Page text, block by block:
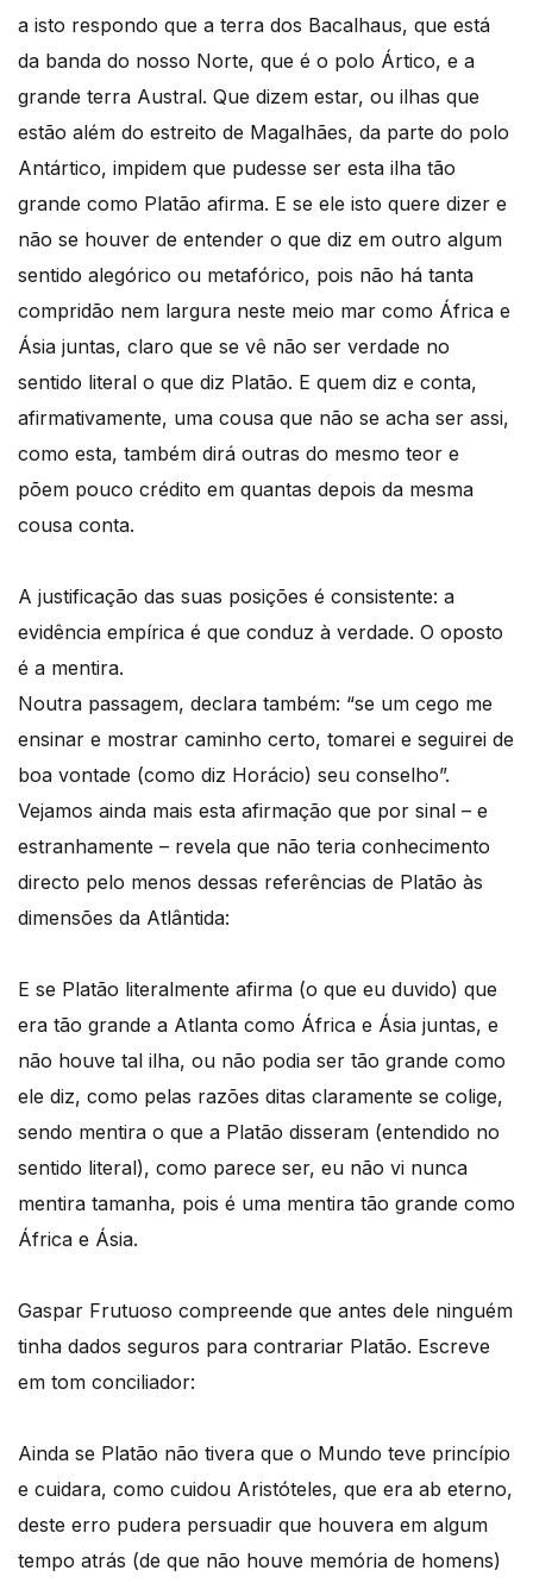
a isto respondo que a terra dos Bacalhaus, que está
da banda do nosso Norte, que é o polo Ártico, e a
grande terra Austral. Que dizem estar, ou ilhas que
estão além do estreito de Magalhães, da parte do polo
Antártico, impidem que pudesse ser esta ilha tão
grande como Platão afirma. E se ele isto quere dizer e
não se houver de entender o que diz em outro algum
sentido alegórico ou metafórico, pois não há tanta
compridão nem largura neste meio mar como África e
Ásia juntas, claro que se vê não ser verdade no
sentido literal o que diz Platão. E quem diz e conta,
afirmativamente, uma cousa que não se acha ser assi,
como esta, também dirá outras do mesmo teor e
põem pouco crédito em quantas depois da mesma
cousa conta.
A justificação das suas posições é consistente: a
evidência empírica é que conduz à verdade. O oposto
é a mentira.
Noutra passagem, declara também: “se um cego me
ensinar e mostrar caminho certo, tomarei e seguirei de
boa vontade (como diz Horácio) seu conselho”.
Vejamos ainda mais esta afirmação que por sinal – e
estranhamente – revela que não teria conhecimento
directo pelo menos dessas referências de Platão às
dimensões da Atlântida:
E se Platão literalmente afirma (o que eu duvido) que
era tão grande a Atlanta como África e Ásia juntas, e
não houve tal ilha, ou não podia ser tão grande como
ele diz, como pelas razões ditas claramente se colige,
sendo mentira o que a Platão disseram (entendido no
sentido literal), como parece ser, eu não vi nunca
mentira tamanha, pois é uma mentira tão grande como
África e Ásia.
Gaspar Frutuoso compreende que antes dele ninguém
tinha dados seguros para contrariar Platão. Escreve
em tom conciliador:
Ainda se Platão não tivera que o Mundo teve princípio
e cuidara, como cuidou Aristóteles, que era ab eterno,
deste erro pudera persuadir que houvera em algum
tempo atrás (de que não houve memória de homens)